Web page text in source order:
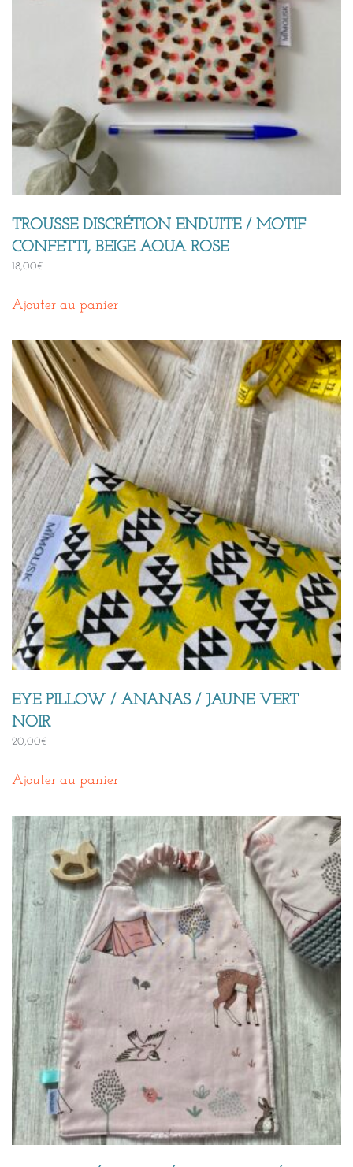
TROUSSE DISCRÉTION ENDUITE / MOTIF
CONFETTI, BEIGE AQUA ROSE
18,00€
Ajouter au panier
EYE PILLOW / ANANAS / JAUNE VERT
NOIR
20,00€
Ajouter au panier